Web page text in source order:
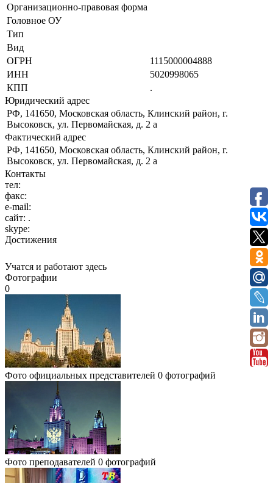
Организационно-правовая форма
Головное ОУ
Тип
Вид
ОГРН
1115000004888
ИНН
5020998065
КПП
.
Юридический адрес
РФ, 141650, Московская область, Клинский район, г.
Высоковск, ул. Первомайская, д. 2 а
Фактический адрес
РФ, 141650, Московская область, Клинский район, г.
Высоковск, ул. Первомайская, д. 2 а
Контакты
тел:
факс:
e-mail:
сайт: .
skype:
Достижения
Учатся и работают здесь
Фотографии
0
Фото официальных представителей 0 фотографий
Фото преподавателей 0 фотографий